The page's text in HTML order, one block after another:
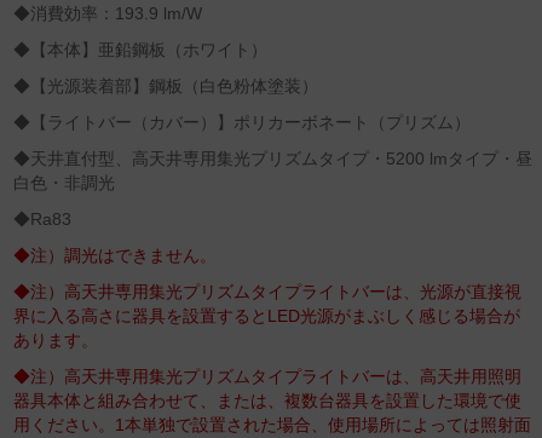
◆消費効率：193.9 lm/W
◆【本体】亜鉛鋼板（ホワイト）
◆【光源装着部】鋼板（白色粉体塗装）
◆【ライトバー（カバー）】ポリカーボネート（プリズム）
◆天井直付型、高天井専用集光プリズムタイプ・5200 lmタイプ・昼
白色・非調光
◆Ra83
◆注）調光はできません。
◆注）高天井専用集光プリズムタイプライトバーは、光源が直接視
界に入る高さに器具を設置するとLED光源がまぶしく感じる場合が
あります。
◆注）高天井専用集光プリズムタイプライトバーは、高天井用照明
器具本体と組み合わせて、または、複数台器具を設置した環境で使
用ください。1本単独で設置された場合、使用場所によっては照射面